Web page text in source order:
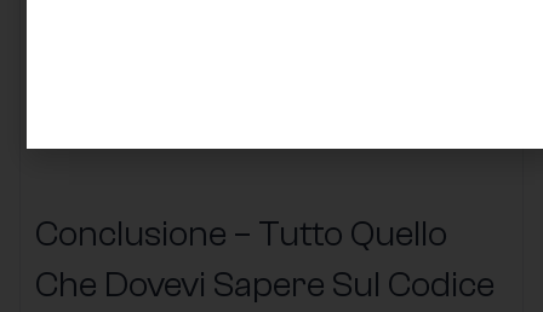
Conclusione – Tutto Quello
Che Dovevi Sapere Sul Codice